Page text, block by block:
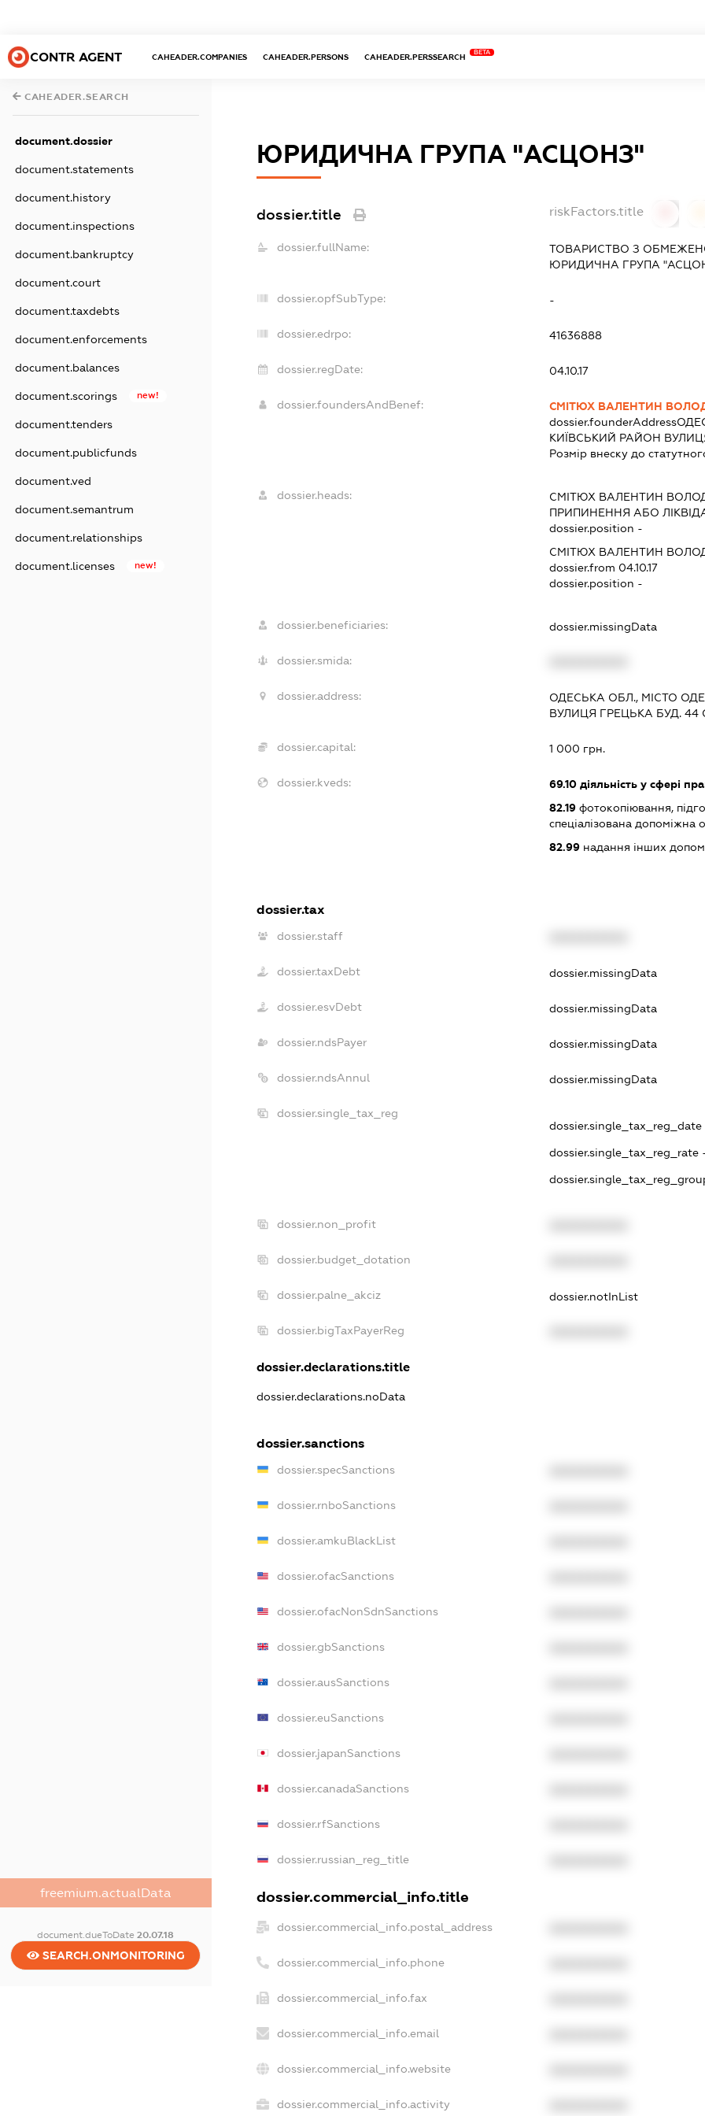
CONTR AGENT CAHEADER.COMPANIES CAHEADER.PERSONS CAHEADER.PERSSEARCH
BETA
CAHEADER.SEARCH
document.dossier
document.statements
document.history
document.inspections
document.bankruptcy
document.court
document.taxdebts
document.enforcements
document.balances
document.scorings new!
document.tenders
document.publicfunds
document.ved
document.semantrum
document.relationships
document.licenses new!
freemium.actualData
document.dueToDate20.07.18
SEARCH.ONMONITORING
ЮРИДИЧНА ГРУПА "АСЦОНЗ"
dossier.title riskFactors.title
dossier.fullName:
ТОВАРИСТВО З
ЮРИДИЧНА ГРУПА
dossier.opfSubType: -
dossier.edrpo: 41636888
dossier.regDate: 04.10.17
dossier.foundersAndBenef:
СМІТЮХ ВАЛЕНТИН
dossier.founderAddress
КИЇВСЬКИЙ РАЙОН
Розмір внеску до
dossier.heads: СМІТЮХ ВАЛЕНТИН
ПРИПИНЕННЯ АБО
dossier.position -
СМІТЮХ ВАЛЕНТИН
dossier.from 04.10.17
dossier.position -
dossier.beneficiaries: dossier.missingData
dossier.smida:
dossier.address:
ОДЕСЬКА ОБЛ., МІСТО
ВУЛИЦЯ ГРЕЦЬКА БУД. 44
dossier.capital: 1 000 грн.
dossier.kveds: 69.10діяльність у сфері
82.19фотокопіювання,
спеціалізована допоміжна
82.99надання інших
dossier.tax
dossier.staff
dossier.taxDebt dossier.missingData
dossier.esvDebt dossier.missingData
dossier.ndsPayer dossier.missingData
dossier.ndsAnnul dossier.missingData
dossier.single_tax_reg
dossier.single_tax_reg_date
dossier.single_tax_reg_rate
dossier.non_profit
dossier.budget_dotation
dossier.palne_akciz dossier.notInList
dossier.bigTaxPayerReg
dossier.declarations.title
dossier.declarations.noData
dossier.sanctions
dossier.specSanctions
dossier.rnboSanctions
dossier.amkuBlackList
dossier.ofacSanctions
dossier.ofacNonSdnSanctions
dossier.gbSanctions
dossier.ausSanctions
dossier.euSanctions
dossier.japanSanctions
dossier.canadaSanctions
dossier.rfSanctions
dossier.russian_reg_title
dossier.commercial_info.title
dossier.commercial_info.postal_address
dossier.commercial_info.phone
dossier.commercial_info.fax
dossier.commercial_info.email
dossier.commercial_info.website
dossier.commercial_info.activity